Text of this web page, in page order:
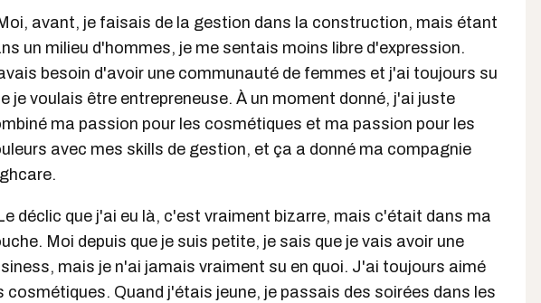
avant, je faisais de la gestion dans la construction, mais étant
un milieu d'hommes, je me sentais moins libre d'expression.
besoin d'avoir une communauté de femmes et j'ai toujours su
je voulais être entrepreneuse. À un moment donné, j'ai juste
ma passion pour les cosmétiques et ma passion pour les
avec mes skills de gestion, et ça a donné ma compagnie
déclic que j'ai eu là, c'est vraiment bizarre, mais c'était dans ma
Moi depuis que je suis petite, je sais que je vais avoir une
mais je n'ai jamais vraiment su en quoi. J'ai toujours aimé
cosmétiques. Quand j'étais jeune, je passais des soirées dans les